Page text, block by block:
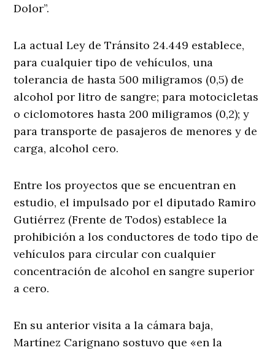
Dolor”.
La actual Ley de Tránsito 24.449 establece,
para cualquier tipo de vehículos, una
tolerancia de hasta 500 miligramos (0,5) de
alcohol por litro de sangre; para motocicletas
o ciclomotores hasta 200 miligramos (0,2); y
para transporte de pasajeros de menores y de
carga, alcohol cero.
Entre los proyectos que se encuentran en
estudio, el impulsado por el diputado Ramiro
Gutiérrez (Frente de Todos) establece la
prohibición a los conductores de todo tipo de
vehículos para circular con cualquier
concentración de alcohol en sangre superior
a cero.
En su anterior visita a la cámara baja,
Martínez Carignano sostuvo que «en la